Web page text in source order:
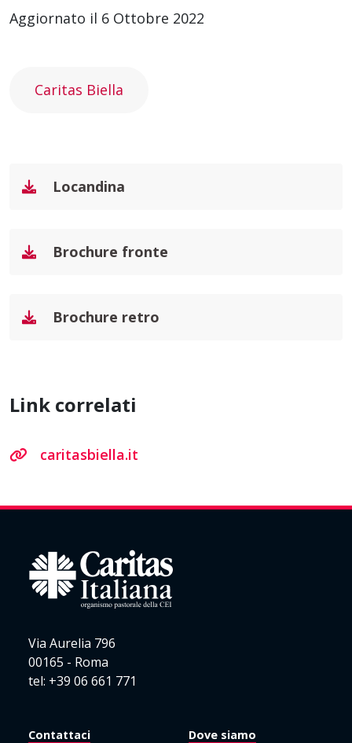
Aggiornato il 6 Ottobre 2022
Caritas Biella
Locandina
Brochure fronte
Brochure retro
Link correlati
caritasbiella.it
Via Aurelia 796
00165 - Roma
tel: +39 06 661 771
Contattaci Dove siamo